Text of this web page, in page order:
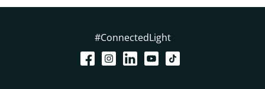
#ConnectedLight